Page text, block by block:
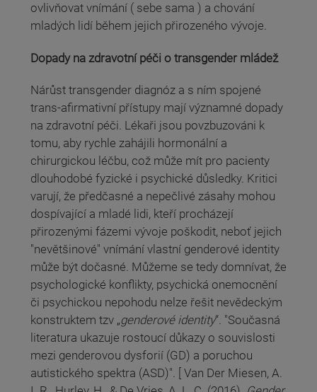
ovlivňovat vnímání ( sebe sama ) a chování
mladých lidí během jejich přirozeného vývoje.
Dopady na zdravotní péči o transgender mládež
Nárůst transgender diagnóz a s ním spojené
trans-afirmativní přístupy mají významné dopady
na zdravotní péči. Lékaři jsou povzbuzováni k
tomu, aby rychle zahájili hormonální a
chirurgickou léčbu, což může mít pro pacienty
dlouhodobé fyzické i psychické důsledky. Kritici
varují, že předčasné a nepečlivé zásahy mohou
dospívající a mladé lidi, kteří procházejí
přirozenými fázemi vývoje poškodit, neboť jejich
"nevětšinové" vnímání vlastní genderové identity
může být dočasné. Můžeme se tedy domnívat, že
psychologické konflikty, psychická onemocnění
či psychickou nepohodu nelze řešit nevědeckým
konstruktem tzv „genderové identity“. "Současná
literatura ukazuje rostoucí důkazy o souvislosti
mezi genderovou dysforií (GD) a poruchou
autistického spektra (ASD)". [ Van Der Miesen, A.